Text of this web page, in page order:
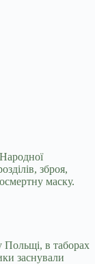
зброя,
маску.
Польщі, в таборах
заснували